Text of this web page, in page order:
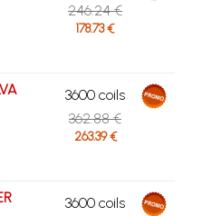
246.24 €
178.73 €
3600 coils
362.88 €
263.39 €
3600 coils